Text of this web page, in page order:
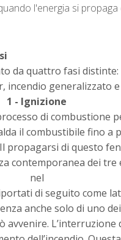
l'energia si
da quattro fasi
incendio generalizzato
1 - Ignizione
di combustione
il combustibile fino a
propagarsi di questo
contemporanea dei
nel
di seguito come
anche solo di uno
avvenire.